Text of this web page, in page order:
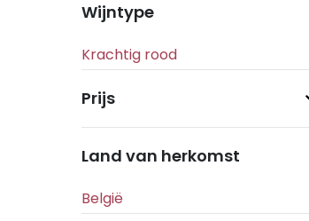
Wijntype
Prijs
Land van herkomst